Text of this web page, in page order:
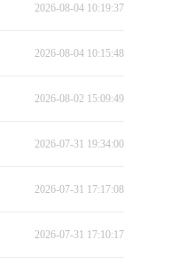
2026-08-04 10:19:37
2026-08-04 10:15:48
2026-08-02 15:09:49
2026-07-31 19:34:00
2026-07-31 17:17:08
2026-07-31 17:10:17